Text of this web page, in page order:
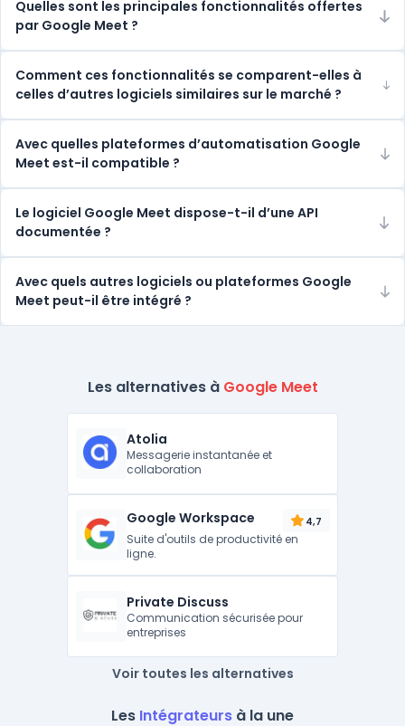
Quelles sont les principales fonctionnalités offertes
par Google Meet ?
Comment ces fonctionnalités se comparent-elles à
celles d’autres logiciels similaires sur le marché ?
Avec quelles plateformes d’automatisation Google
Meet est-il compatible ?
Le logiciel Google Meet dispose-t-il d’une API
documentée ?
Avec quels autres logiciels ou plateformes Google
Meet peut-il être intégré ?
Les alternatives à Google Meet
Atolia
Messagerie instantanée et
collaboration
Google Workspace 4,7
Suite d'outils de productivité en
ligne.
Private Discuss
Communication sécurisée pour
entreprises
Voir toutes les alternatives
Les Intégrateurs à la une